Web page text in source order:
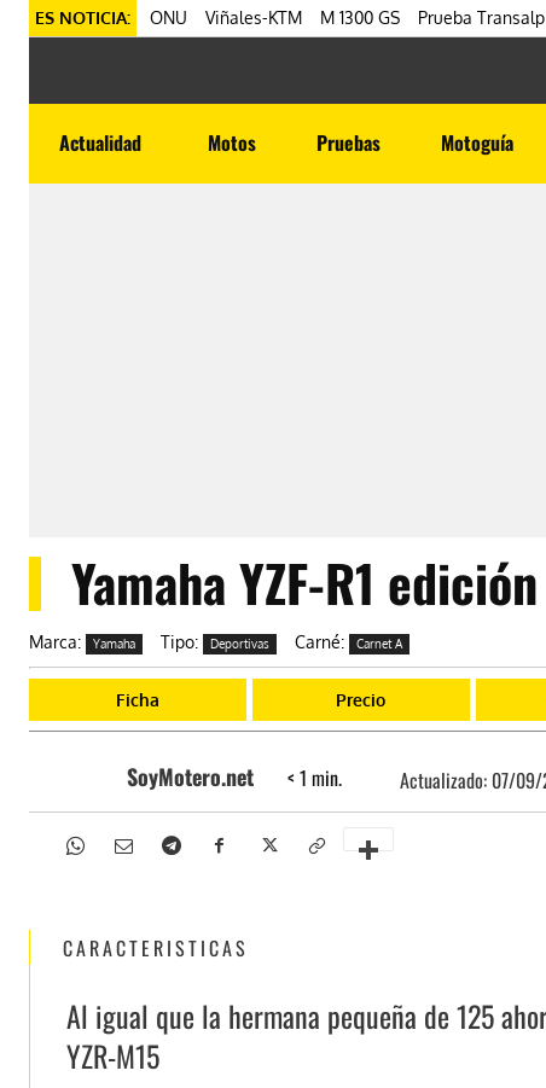
ES NOTICIA: ONU Viñales-KTM M 1300 GS Prueba
Actualidad Motos Pruebas Motoguía
Yamaha YZF-R1
Marca: Yamaha Tipo: Deportivas Carné: Carnet A
Ficha Precio
SoyMotero.net < 1 min. Actualizado: 07/09/
CARACTERISTICAS
Al igual que la hermana pequeña de 125
YZR-M15